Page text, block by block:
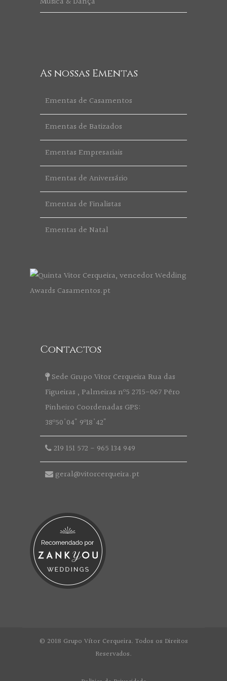
As nossas Ementas
Ementas de Casamentos
Ementas de Batizados
Ementas Empresariais
Ementas de Aniversário
Ementas de Finalistas
Ementas de Natal
Contactos
Sede Grupo Vitor Cerqueira Rua das
Figueiras , Palmeiras nº5 2715-067 Pêro
Pinheiro Coordenadas GPS:
38º50'04" 9º18'42"
219 151 572 - 965 134 949
geral@vitorcerqueira.pt
© 2018 Grupo Vítor Cerqueira. Todos os Direitos
Reservados.